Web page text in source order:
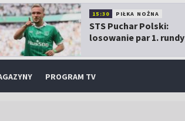
15:30 PIŁKA NOŻNA
STS Puchar Polski:
losowanie par 1. rundy
PROGRAM TV